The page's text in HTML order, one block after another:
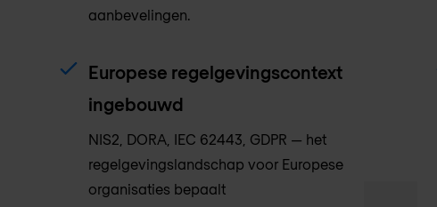
aanbevelingen.
Europese regelgevingscontext
ingebouwd
NIS2, DORA, IEC 62443, GDPR — het
regelgevingslandschap voor Europese
organisaties bepaalt